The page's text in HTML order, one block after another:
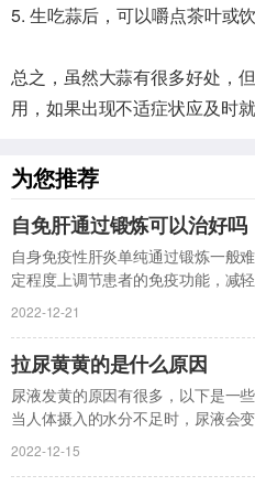
5. 生吃蒜后，可以嚼点茶叶或
总之，虽然大蒜有很多好处，
用，如果出现不适症状应及时就
为您推荐
自免肝通过锻炼可以治好吗
自身免疫性肝炎单纯通过锻炼一般
定程度上调节患者的免疫功能，减
2022-12-21
拉尿黄黄的是什么原因
尿液发黄的原因有很多，以下是一些常见的原因
当人体摄入的水分不足时，尿液会
2022-12-15